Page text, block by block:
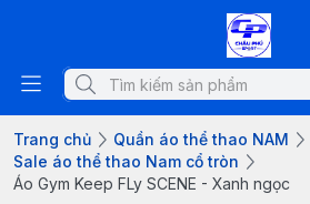
Trang chủ Quần áo thể thao NAM
Sale áo thể thao Nam cổ tròn
Áo Gym Keep FLy SCENE - Xanh ngọc